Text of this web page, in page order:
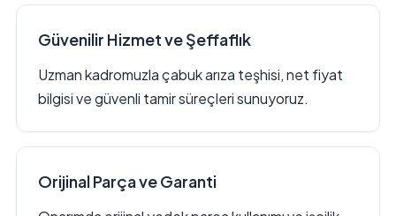
Güvenilir Hizmet ve Şeffaflık
Uzman kadromuzla çabuk arıza teşhisi, net fiyat
bilgisi ve güvenli tamir süreçleri sunuyoruz.
Orijinal Parça ve Garanti